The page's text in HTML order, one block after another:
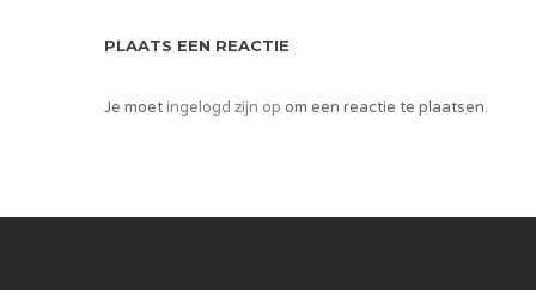
PLAATS EEN REACTIE
Je moetingelogd zijn op om een reactie te plaatsen.